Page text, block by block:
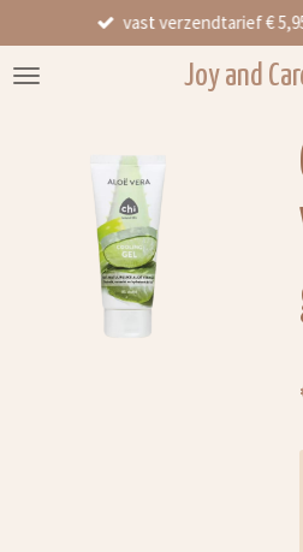
direct
naar
Joy and
vast verzendtarief €